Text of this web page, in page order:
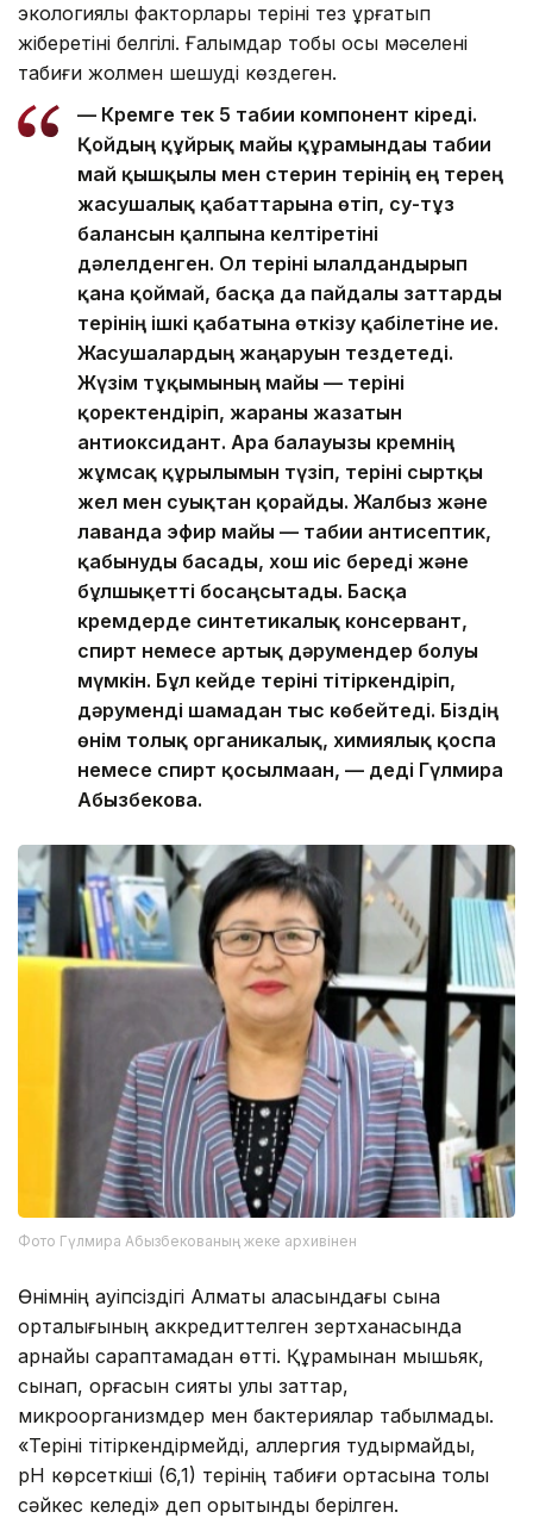
экологиялық факторлары теріні тез құрғатып
жіберетіні белгілі. Ғалымдар тобы осы мәселені
табиғи жолмен шешуді көздеген.
— Кремге тек 5 табиғи компонент кіреді.
Қойдың құйрық майы құрамындағы табиғи
май қышқылы мен стерин терінің ең терең
жасушалық қабаттарына өтіп, су-тұз
балансын қалпына келтіретіні
дәлелденген. Ол теріні ылғалдандырып
қана қоймай, басқа да пайдалы заттарды
терінің ішкі қабатына өткізу қабілетіне ие.
Жасушалардың жаңаруын тездетеді.
Жүзім тұқымының майы — теріні
қоректендіріп, жараны жазатын
антиоксидант. Ара балауызы кремнің
жұмсақ құрылымын түзіп, теріні сыртқы
жел мен суықтан қорғайды. Жалбыз және
лаванда эфир майы — табиғи антисептик,
қабынуды басады, хош иіс береді және
бұлшықетті босаңсытады. Басқа
кремдерде синтетикалық консервант,
спирт немесе артық дәрумендер болуы
мүмкін. Бұл кейде теріні тітіркендіріп,
дәруменді шамадан тыс көбейтеді. Біздің
өнім толық органикалық, химиялық қоспа
немесе спирт қосылмаған, — деді Гүлмира
Абызбекова.
Фото Гүлмира Абызбекованың жеке архивінен
Өнімнің қауіпсіздігі Алматы қаласындағы сынақ
орталығының аккредиттелген зертханасында
арнайы сараптамадан өтті. Құрамынан мышьяк,
сынап, қорғасын сияқты улы заттар,
микроорганизмдер мен бактериялар табылмады.
«Теріні тітіркендірмейді, аллергия тудырмайды,
pH көрсеткіші (6,1) терінің табиғи ортасына толық
сәйкес келеді» деп қорытынды берілген.